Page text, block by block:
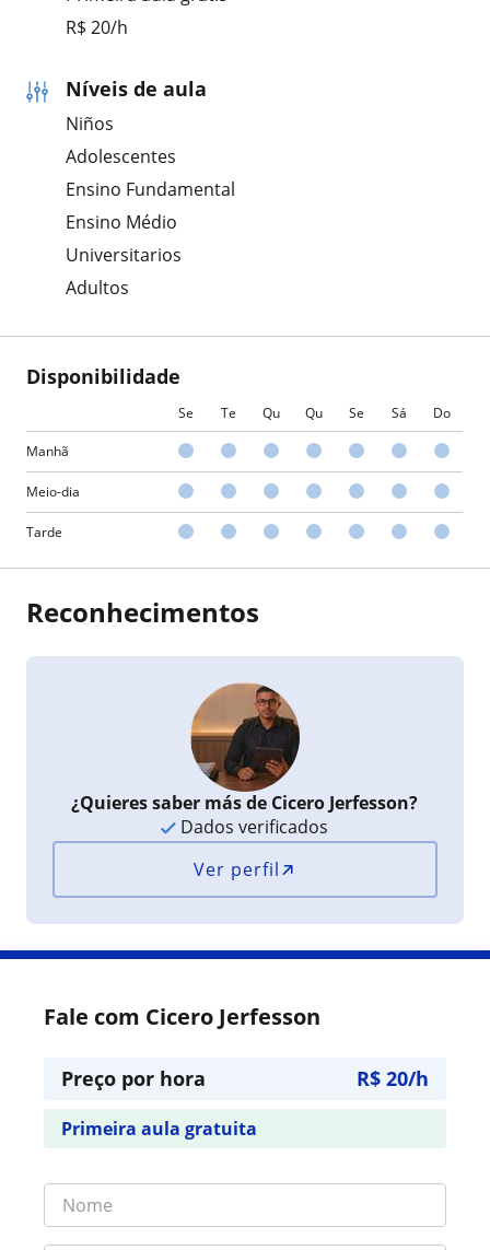
R$ 20/h
Níveis de aula
Niños
Adolescentes
Ensino Fundamental
Ensino Médio
Universitarios
Adultos
Disponibilidade
Se Te Qu Qu Se Sá Do
Manhã
Meio-dia
Tarde
Reconhecimentos
¿Quieres saber más de Cicero Jerfesson?
Dados verificados
Ver perfil
Fale com Cicero Jerfesson
Preço por hora R$ 20/h
Primeira aula gratuita